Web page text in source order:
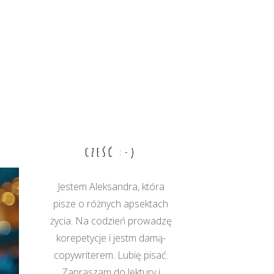
CZEŚĆ :-)
Jestem Aleksandra, która
pisze o różnych apsektach
życia. Na codzień prowadzę
korepetycje i jestm damą-
copywriterem. Lubię pisać.